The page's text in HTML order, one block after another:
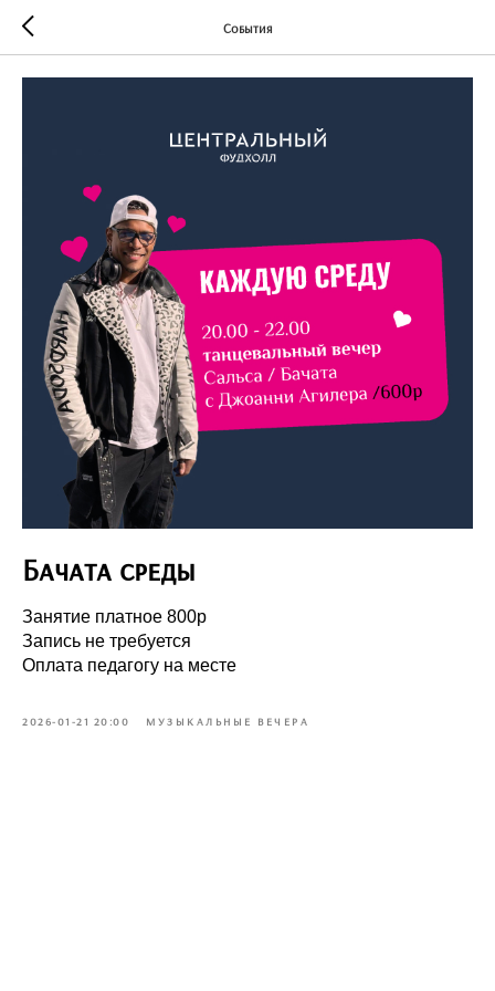
События
Бачата среды
Занятие платное 800р
Запись не требуется
Оплата педагогу на месте
2026-01-21 20:00 МУЗЫКАЛЬНЫЕ ВЕЧЕРА